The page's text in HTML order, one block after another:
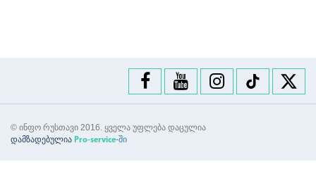
© ინფო რუსთავი 2016. ყველა უფლება დაცულია
დამზადებულია Pro-service-ში